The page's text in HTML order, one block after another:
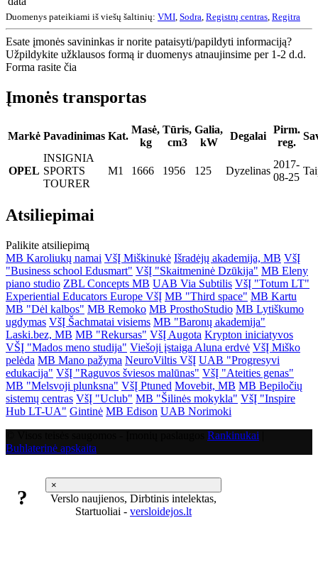
Duomenys pateikiami iš viešų šaltinių: VMI Sodra Registrų centras Regitra
Esate įmonės savininkas ir norite pataisyti/papildyti informaciją?
Užpildykite užklausos formą ir duomenys atnaujinsime per 1-2 d.d.
Forma rasite čia
Įmonės transportas
Markė Pavadinimas Kat.
Masė,
kg
Tūris,
cm3
Galia,
kW
Degalai
Pirm.
reg.
OPEL
INSIGNIA
SPORTS
TOURER
M1 1666 1956 125 Dyzelinas
2017-
08-25
Atsiliepimai
Palikite atsiliepimą
MB Karoliukų namai VšĮ Miškinukė Išradėjų akademija, MB VšĮ
"Business school Edusmart" VšĮ "Skaitmeninė Dzūkija" MB Eleny
piano studio ZBL Concepts MB UAB Via Subtilis VšĮ "Totum LT"
Experiential Educators Europe VšĮ MB "Third space" MB Kartu
MB "Dėl kalbos" MB Remoko MB ProsthoStudio MB Lytiškumo
ugdymas VšĮ Šachmatai visiems MB "Baronų akademija"
Laski.bez, MB MB "Rekursas" VšĮ Augota Krypton iniciatyvos
VŠĮ "Mados meno studija" Viešoji įstaiga Aluna erdvė VšĮ Miško
pelėda MB Mano pažyma NeuroViltis VšĮ UAB "Progresyvi
edukacija" VšĮ "Raguvos šviesos malūnas" VšĮ "Ateities genas"
MB "Melsvoji plunksna" VšĮ Ptuned Movebit, MB MB Bepiločių
sistemų centras VšĮ "Uclub" MB "Šilinės mokykla" VšĮ "Inspire
Hub LT-UA" Gintinė MB Edison UAB Norimoki
Rankinukai
Buhlaterinė apskaita
×
?
Verslo naujienos, Dirbtinis intelektas,
Startuoliai - versloidejos.lt